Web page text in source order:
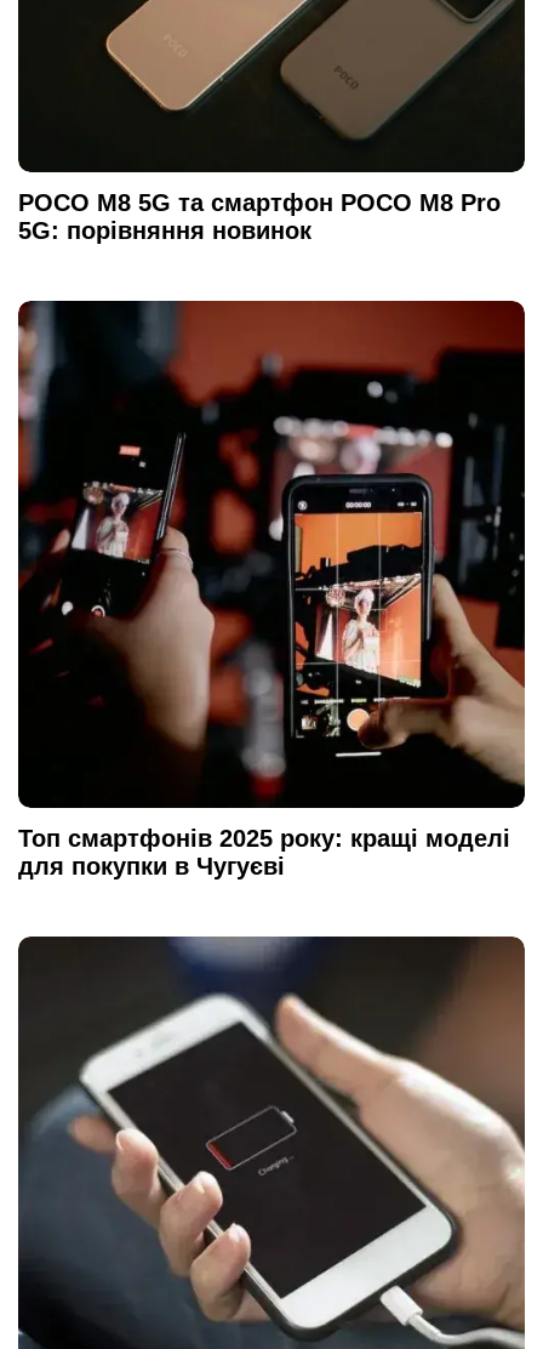
POCO M8 5G та смартфон POCO M8 Pro
5G: порівняння новинок
Топ смартфонів 2025 року: кращі моделі
для покупки в Чугуєві